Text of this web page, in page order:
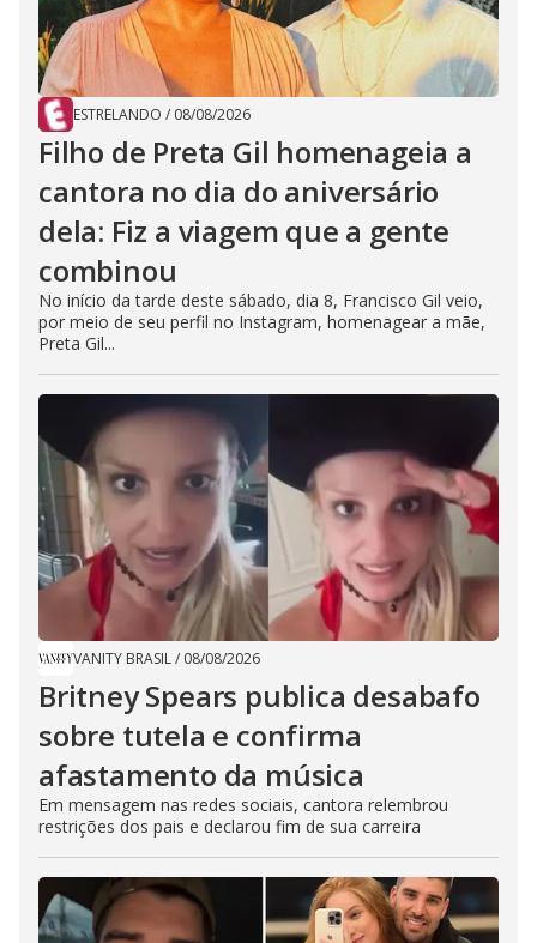
ESTRELANDO / 08/08/2026
Filho de Preta Gil homenageia a
cantora no dia do aniversário
dela: Fiz a viagem que a gente
combinou
No início da tarde deste sábado, dia 8, Francisco Gil veio,
por meio de seu perfil no Instagram, homenagear a mãe,
Preta Gil...
VANITY BRASIL/ 08/08/2026
Britney Spears publica desabafo
sobre tutela e confirma
afastamento da música
Em mensagem nas redes sociais, cantora relembrou
restrições dos pais e declarou fim de sua carreira